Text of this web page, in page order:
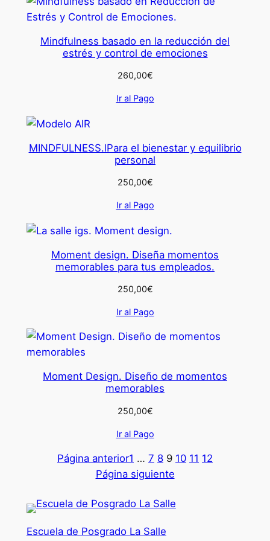
Mindfulness basado en la reducción del
estrés y control de emociones
260,00€
Ir al Pago
MINDFULNESS.lPara el bienestar y equilibrio
personal
250,00€
Ir al Pago
Moment design. Diseña momentos
memorables para tus empleados.
250,00€
Ir al Pago
Moment Design. Diseño de momentos
memorables
250,00€
Ir al Pago
Página anterior1 … 7 8 9 10 11 12
Página siguiente
Escuela de Posgrado La Salle